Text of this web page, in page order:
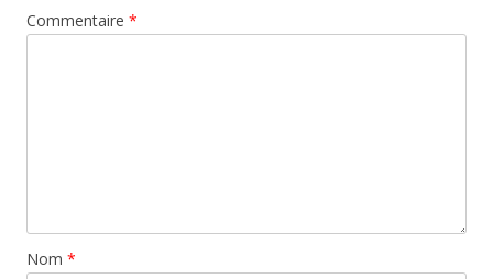
Commentaire *
Nom *